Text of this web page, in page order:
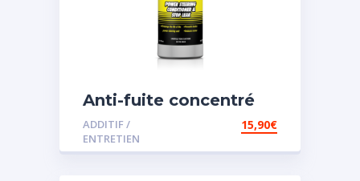
Anti-fuite concentré
pour direction
assistée
ADDITIF /
ENTRETIEN
15,90€